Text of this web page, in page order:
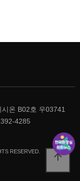
온 B02호 우03741
4285
RESERVED. arrow_upward